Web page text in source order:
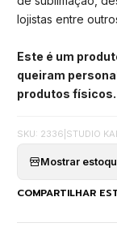
lojistas entre
Este é um
queiram
produtos físicos.
SKU: 2336 STUDIO
Mostrar
COMPARTILHAR